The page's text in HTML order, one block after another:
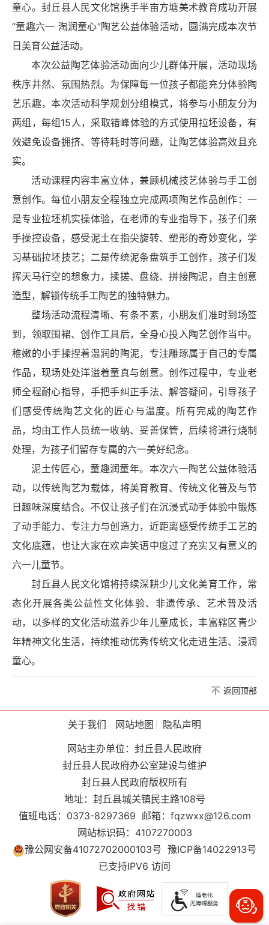
童心。封丘县人民文化馆携手半亩方塘美术教育成功开展
“童趣六一 淘润童心”陶艺公益体验活动，圆满完成本次节
日美育公益活动。
本次公益陶艺体验活动面向少儿群体开展，活动现场
秩序井然、氛围热烈。为保障每一位孩子都能充分体验陶
艺乐趣，本次活动科学规划分组模式，将参与小朋友分为
两组，每组15人，采取错峰体验的方式使用拉坯设备，有
效避免设备拥挤、等待耗时等问题，让陶艺体验高效且充
实。
活动课程内容丰富立体，兼顾机械技艺体验与手工创
意创作。每位小朋友全程独立完成两项陶艺作品创作：一
是专业拉坯机实操体验，在老师的专业指导下，孩子们亲
手操控设备，感受泥土在指尖旋转、塑形的奇妙变化，学
习基础拉坯技艺；二是传统泥条盘筑手工创作，孩子们发
挥天马行空的想象力，揉搓、盘绕、拼接陶泥，自主创意
造型，解锁传统手工陶艺的独特魅力。
整场活动流程清晰、有条不紊，小朋友们准时到场签
到，领取围裙、创作工具后，全身心投入陶艺创作当中。
稚嫩的小手揉捏着温润的陶泥，专注雕琢属于自己的专属
作品，现场处处洋溢着童真与创意。创作过程中，专业老
师全程耐心指导，手把手纠正手法、解答疑问，引导孩子
们感受传统陶艺文化的匠心与温度。所有完成的陶艺作
品，均由工作人员统一收纳、妥善保管，后续将进行烧制
处理，为孩子们留存专属的六一美好纪念。
泥土传匠心，童趣润童年。本次六一陶艺公益体验活
动，以传统陶艺为载体，将美育教育、传统文化普及与节
日趣味深度结合。不仅让孩子们在沉浸式动手体验中锻炼
了动手能力、专注力与创造力，近距离感受传统手工艺的
文化底蕴，也让大家在欢声笑语中度过了充实又有意义的
六一儿童节。
封丘县人民文化馆将持续深耕少儿文化美育工作，常
态化开展各类公益性文化体验、非遗传承、艺术普及活
动，以多样的文化活动滋养少年儿童成长，丰富辖区青少
年精神文化生活，持续推动优秀传统文化走进生活、浸润
童心。
返回顶部
关于我们 网站地图
隐私声明
网站主办单位：封丘县人民政府
封丘县人民政府办公室建设与维护
封丘县人民政府版权所有
地址：封丘县城关镇民主路108号
值班电话：0373-8297369 邮箱：fqzwxx@126.com
网站标识码：4107270003
豫公网安备41072702000103号 豫ICP备14022913号
已支持IPV6 访问